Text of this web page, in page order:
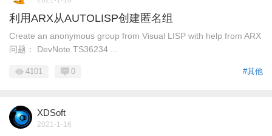
利用ARX从AUTOLISP创建匿名组
Create an anonymous group from Visual LISP with help from ARX
问题： DevNote TS36234 ...
#其他
4101 0
XDSoft
2021-1-16